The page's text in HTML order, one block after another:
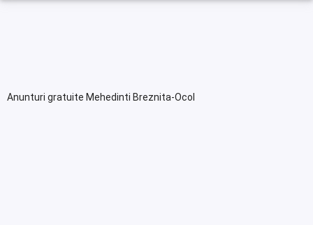
Anunturi gratuite Mehedinti Breznita-Ocol